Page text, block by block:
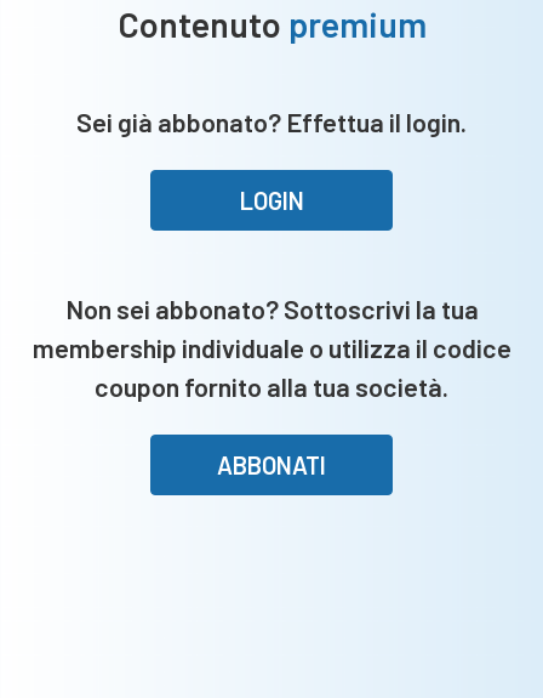
il
saluta
Contenuto premium
Sei già abbonato? Effettua il login.
LOGIN
Non sei abbonato? Sottoscrivi la tua
membership individuale o utilizza il codice
coupon fornito alla tua società.
ABBONATI